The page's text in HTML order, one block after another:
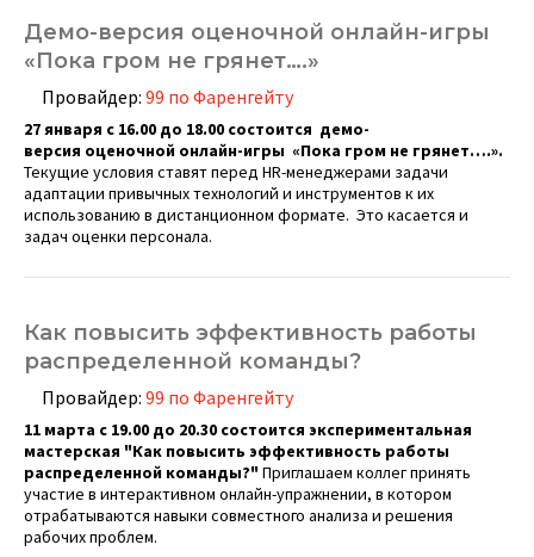
Демо-версия оценочной онлайн-игры
«Пока гром не грянет….»
Провайдер: 99 по Фаренгейту
27 января с 16.00 до 18.00 состоится демо-
версия оценочной онлайн-игры «Пока гром не грянет….».
Текущие условия ставят перед HR-менеджерами задачи
адаптации привычных технологий и инструментов к их
использованию в дистанционном формате. Это касается и
задач оценки персонала.
Как повысить эффективность работы
распределенной команды?
Провайдер: 99 по Фаренгейту
11 марта с 19.00 до 20.30 состоится экспериментальная
мастерская "Как повысить эффективность работы
распределенной команды?"Приглашаем коллег принять
участие в интерактивном онлайн-упражнении, в котором
отрабатываются навыки совместного анализа и решения
рабочих проблем.